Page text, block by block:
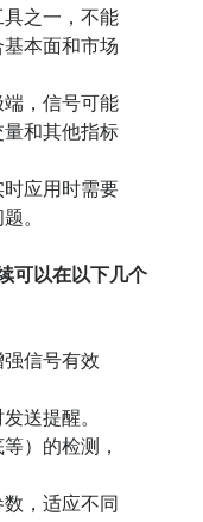
之一，不能
本面和市场
，信号可能
和其他指标
应用时需要
。
可以在以下几个
信号有效
送提醒。
）的检测，
，适应不同